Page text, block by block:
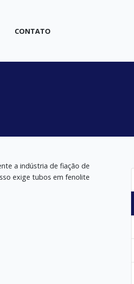
CONTATO
a indústria de fiação de
exige tubos em fenolite